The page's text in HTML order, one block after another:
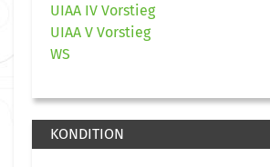
UIAA IV Vorstieg
UIAA V Vorstieg
WS
KONDITION